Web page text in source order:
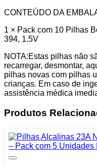
CONTEÚDO DA
1 × Pack com 10 Pilhas
394, 1.5V
NOTA:Estas pilhas não
recarregar, desmontar,
pilhas novas com pilhas
crianças. Em caso de
assistência médica
Produtos